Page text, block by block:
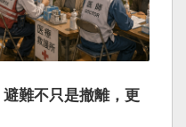
難不只是撤離，更